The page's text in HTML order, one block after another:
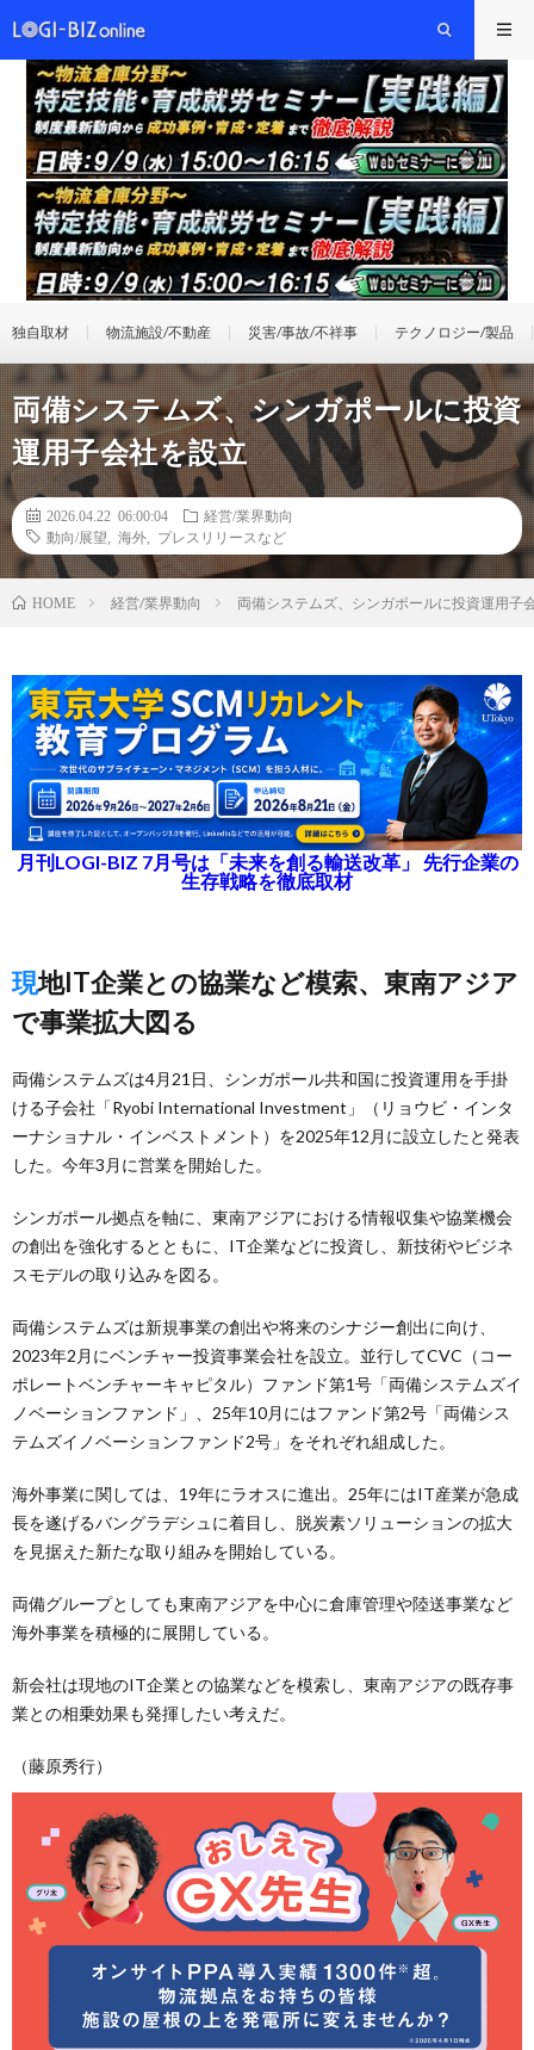
独自取材 物流施設/不動産 災害/事故/不祥事 テクノロジー/製品
両備システムズ、シンガポールに投資
運用子会社を設立
2026.04.22 06:00:04
経営/業界動向
動向/展望
海外 プレスリリースなど
HOME 経営/業界動向 両備システムズ、シンガポールに投資運用
月刊LOGI-BIZ 7月号は「未来を創る輸送改革」 先行企業の
生存戦略を徹底取材
現地IT企業との協業など模索、東南アジア
で事業拡大図る
両備システムズは4月21日、シンガポール共和国に投資運用を手掛
ける子会社「Ryobi International Investment」（リョウビ・インタ
ーナショナル・インベストメント）を2025年12月に設立したと発表
した。今年3月に営業を開始した。
シンガポール拠点を軸に、東南アジアにおける情報収集や協業機会
の創出を強化するとともに、IT企業などに投資し、新技術やビジネ
スモデルの取り込みを図る。
両備システムズは新規事業の創出や将来のシナジー創出に向け、
2023年2月にベンチャー投資事業会社を設立。並行してCVC（コー
ポレートベンチャーキャピタル）ファンド第1号「両備システムズイ
ノベーションファンド」、25年10月にはファンド第2号「両備シス
テムズイノベーションファンド2号」をそれぞれ組成した。
海外事業に関しては、19年にラオスに進出。25年にはIT産業が急成
長を遂げるバングラデシュに着目し、脱炭素ソリューションの拡大
を見据えた新たな取り組みを開始している。
両備グループとしても東南アジアを中心に倉庫管理や陸送事業など
海外事業を積極的に展開している。
新会社は現地のIT企業との協業などを模索し、東南アジアの既存事
業との相乗効果も発揮したい考えだ。
（藤原秀行）